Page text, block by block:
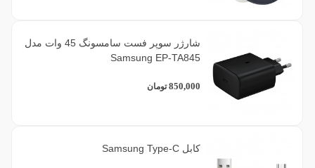
شارژر سوپر فست سامسونگ 45 وات مدل
Samsung EP-TA845
850,000 تومان
کابل Samsung Type-C